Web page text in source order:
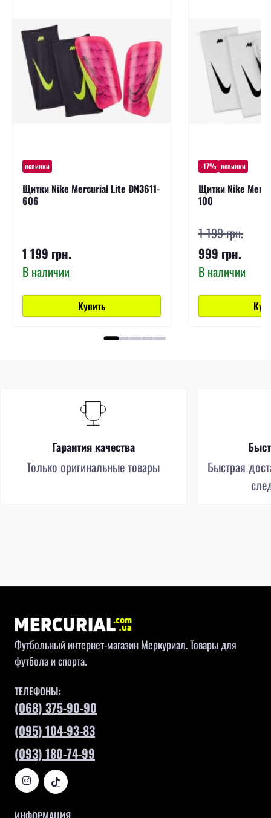
новинки
Щитки Nike Mercurial Lite DN3611-
606
1 199 грн.
В наличии
Купить
-17% новинки
Щитки Nike
100
1 199 грн.
999 грн.
В наличии
Гарантия качества
Только оригинальные товары
Быстрая
Футбольный интернет-магазин Меркуриал. Товары для
футбола и спорта.
ТЕЛЕФОНЫ:
(068) 375-90-90
(095) 104-93-83
(093) 180-74-99